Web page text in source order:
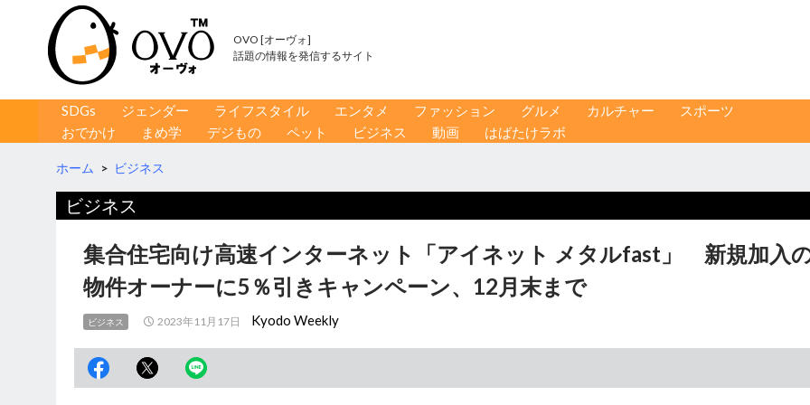
OVO [オーヴォ]
話題の情報を発信するサイト
コンテンツへ移動
SDGs ジェンダー ライフスタイル エンタメ ファッション グルメ カルチャー
スポーツ
おでかけ
まめ学 デジもの ペット ビジネス 動画 はばたけラボ
ホーム > ビジネス
ビジネス
集合住宅向け高速インターネット「アイネット メタルfast」 新規加入
物件オーナーに5％引きキャンペーン、12月末まで
ビジネス 2023年11月17日 Kyodo Weekly